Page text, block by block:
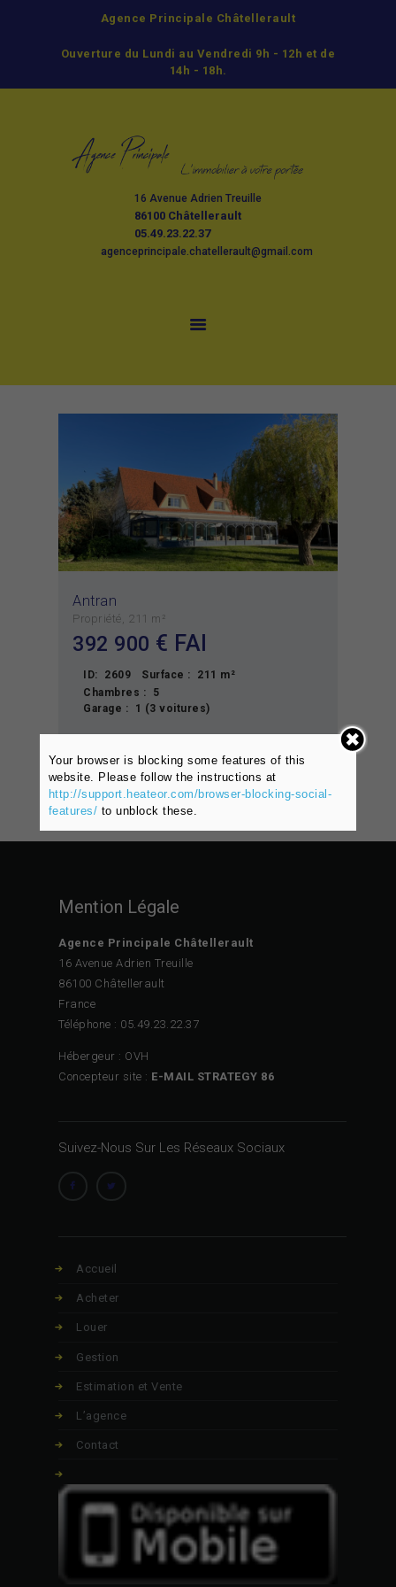
Agence Principale Châtellerault
Ouverture du Lundi au Vendredi 9h - 12h et de
14h - 18h.
16 Avenue Adrien Treuille
86100 Châtellerault
05.49.23.22.37
agenceprincipale.chatellerault@gmail.com
LOUER
ESTIMATION ET
L’AGENCE
CONTACT
Antran
Propriété 211 m²
392 900 € FAI
ID: 2609 Surface :
211 m²
Chambres :
5
Garage :
1 (3 voitures)
Achat
Mention Légale
Agence Principale Châtellerault
16 Avenue Adrien Treuille
86100 Châtellerault
France
Téléphone : 05.49.23.22.37
Hébergeur : OVH
Concepteur site : E-MAIL STRATEGY 86
Suivez-Nous Sur Les Réseaux Sociaux
Accueil
Acheter
Louer
Gestion
Estimation et Vente
L’agence
Contact
Your browser is blocking some features of this
website. Please follow the instructions at
http://support.heateor.com/browser-blocking-social-
features/ to unblock these.